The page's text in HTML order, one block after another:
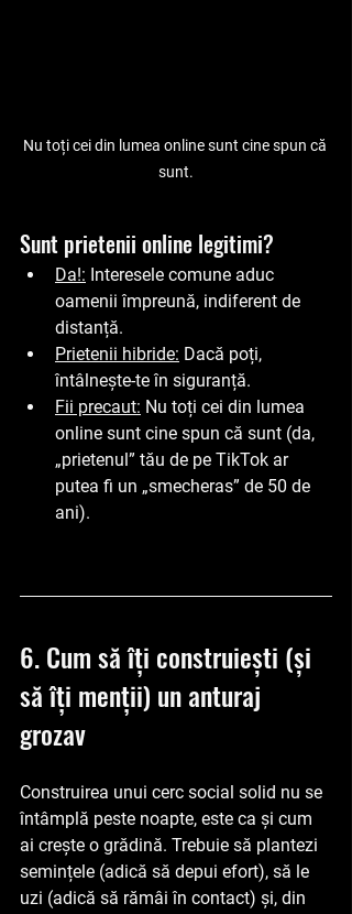
Nu toți cei din lumea online sunt cine spun că
sunt.
Sunt prietenii online legitimi?
Da!: Interesele comune aduc
oamenii împreună, indiferent de
distanță.
Prietenii hibride: Dacă poți,
întâlnește-te în siguranță.
Fii precaut: Nu toți cei din lumea
online sunt cine spun că sunt (da,
„prietenul” tău de pe TikTok ar
putea fi un „smecheras” de 50 de
ani).
6. Cum să îți construiești (și
să îți menții) un anturaj
grozav
Construirea unui cerc social solid nu se
întâmplă peste noapte, este ca și cum
ai crește o grădină. Trebuie să plantezi
semințele (adică să depui efort), să le
uzi (adică să rămâi în contact) și, din